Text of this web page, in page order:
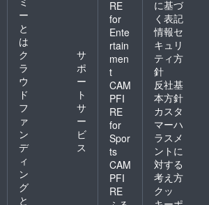
ー
と
は
ク
ラ
ウ
ド
フ
ァ
ン
デ
ィ
ン
グ
と
サ
ポ
ー
ト
サ
ー
ビ
ス
RE
for
Ente
rtain
men
t
CAM
PFI
RE
for
Spor
ts
CAM
PFI
RE
に基づ
く表記
情報セ
キュリ
ティ方
針
反社基
本方針
カスタ
マーハ
ラスメ
ントに
対する
考え方
クッ